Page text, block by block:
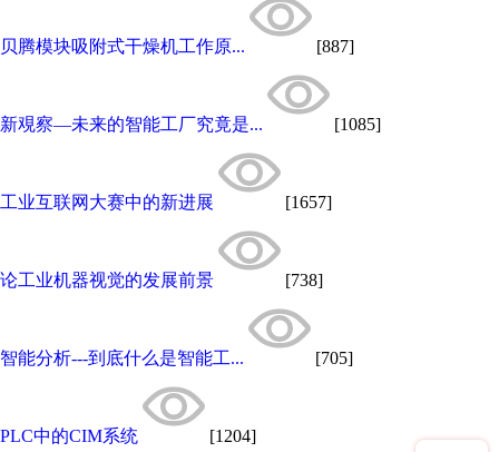
贝腾模块吸附式干燥机工作原... [887]
新覌察—未来的智能工厂究竟是... [1085]
工业互联网大赛中的新进展 [1657]
论工业机器视觉的发展前景 [738]
智能分析---到底什么是智能工... [705]
PLC中的CIM系统 [1204]